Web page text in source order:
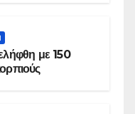
με 150